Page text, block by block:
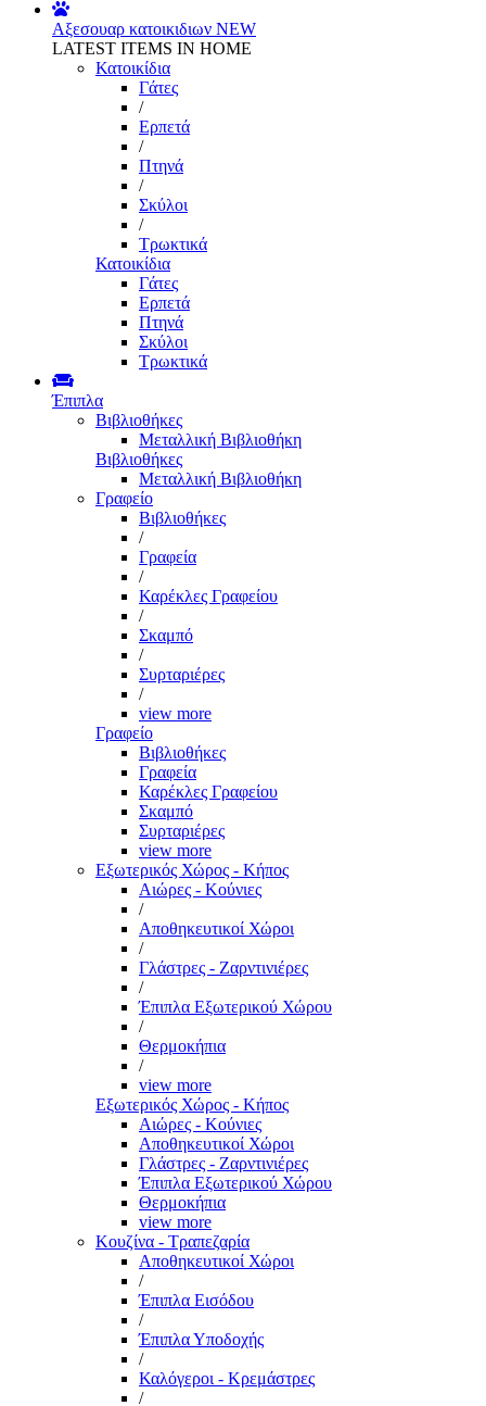
Αξεσουαρ κατοικιδιων NEW
LATEST ITEMS IN HOME
Κατοικίδια
Γάτες
/
Ερπετά
/
Πτηνά
/
Σκύλοι
/
Τρωκτικά
Κατοικίδια
Γάτες
Ερπετά
Πτηνά
Σκύλοι
Τρωκτικά
Έπιπλα
Βιβλιοθήκες
Μεταλλική Βιβλιοθήκη
Βιβλιοθήκες
Μεταλλική Βιβλιοθήκη
Γραφείο
Βιβλιοθήκες
/
Γραφεία
/
Καρέκλες Γραφείου
/
Σκαμπό
/
Συρταριέρες
/
view more
Γραφείο
Βιβλιοθήκες
Γραφεία
Καρέκλες Γραφείου
Σκαμπό
Συρταριέρες
view more
Εξωτερικός Χώρος - Κήπος
Αιώρες - Κούνιες
/
Αποθηκευτικοί Χώροι
/
Γλάστρες - Ζαρντινιέρες
/
Έπιπλα Εξωτερικού Χώρου
/
Θερμοκήπια
/
view more
Εξωτερικός Χώρος - Κήπος
Αιώρες - Κούνιες
Αποθηκευτικοί Χώροι
Γλάστρες - Ζαρντινιέρες
Έπιπλα Εξωτερικού Χώρου
Θερμοκήπια
view more
Κουζίνα - Τραπεζαρία
Αποθηκευτικοί Χώροι
/
Έπιπλα Εισόδου
/
Έπιπλα Υποδοχής
/
Καλόγεροι - Κρεμάστρες
/